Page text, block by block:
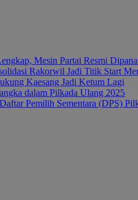
Mesin Partai Resmi
Rakorwil Jadi Titik Start
Kaesang Jadi Ketum Lagi
dalam Pilkada Ulang 2025
Pemilih Sementara (DPS)